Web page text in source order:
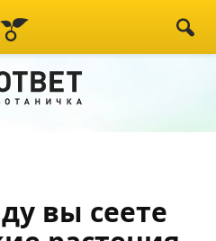
вы сеете